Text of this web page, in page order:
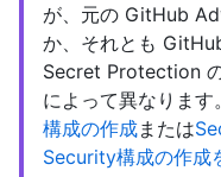
が、元の GitHub
か、それとも
Secret Protection
によって異なります
構成の作成または
Security構成の作成